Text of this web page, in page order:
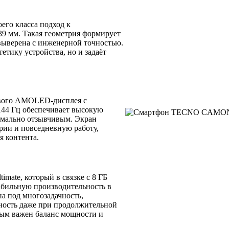
класса подход к
мм. Такая геометрия формирует
с инженерной точностью.
устройства, но и задаёт
AMOLED-дисплея с
Гц обеспечивает высокую
отзывчивым. Экран
и повседневную работу,
контента.
который в связке с 8 ГБ
производительность в
под многозадачность,
даже при продолжительной
важен баланс мощности и